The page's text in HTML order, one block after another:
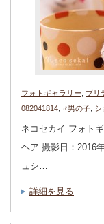
フォトギャラリー, ブリ
082041814, ♂男の子, シ
ネコセカイ フォト
ヘア 撮影日：2016
ュシ…
詳細を見る